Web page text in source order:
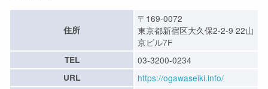
住所
〒169-0072
東京都新宿区大久保2-2-9 22山
京ビル7F
TEL 03-3200-0234
URL https://ogawaseiki.info/